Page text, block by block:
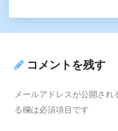
コメントを残す
メールアドレスが公開され
る欄は必須項目です